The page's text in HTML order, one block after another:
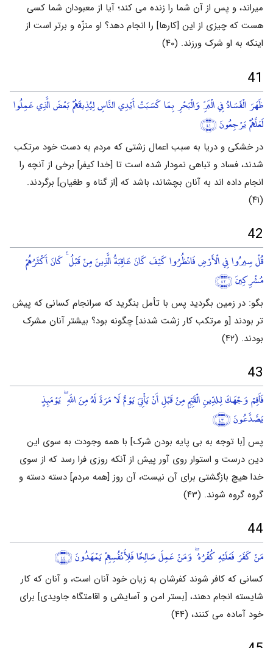
میراند، و پس از آن شما را زنده می کند؛ آیا از معبودان شما کسی
هست که چیزی از این [کارها] را انجام دهد؟ او منزّه و برتر است از
اینکه به او شرک ورزند. (۴۰)
41
ظَهَرَ الْفَسَادُ فِي الْبَرِّ وَالْبَحْرِ بِمَا كَسَبَتْ أَيْدِي النَّاسِ لِيُذِيقَهُمْ بَعْضَ الَّذِي عَمِلُوا
لَعَلَّهُمْ يَرْجِعُونَ﴿٤١﴾
در خشکی و دریا به سبب اعمال زشتی که مردم به دست خود مرتکب
شدند، فساد و تباهی نمودار شده است تا [خدا کیفر] برخی از آنچه را
انجام داده اند به آنان بچشاند، باشد که [از گناه و طغیان] برگردند.
(۴۱)
42
قُلْ سِيرُوا فِي الْأَرْضِ فَانْظُرُوا كَيْفَ كَانَ عَاقِبَةُ الَّذِينَ مِنْ قَبْلُ ۚ كَانَ أَكْثَرُهُمْ
مُشْرِكِينَ﴿٤٢﴾
بگو: در زمین بگردید پس با تأمل بنگرید که سرانجام کسانی که پیش
تر بودند [و مرتکب کار زشت شدند] چگونه بود؟ بیشتر آنان مشرک
بودند. (۴۲)
43
فَأَقِمْ وَجْهَكَ لِلدِّينِ الْقَيِّمِ مِنْ قَبْلِ أَنْ يَأْتِيَ يَوْمٌ لَا مَرَدَّ لَهُ مِنَ اللَّهِ ۖ يَوْمَئِذٍ
يَصَّدَّعُونَ﴿٤٣﴾
پس [با توجه به بی پایه بودن شرک] با همه وجودت به سوی این
دین درست و استوار روی آور پیش از آنکه روزی فرا رسد که از سوی
خدا هیچ بازگشتی برای آن نیست، آن روز [همه مردم] دسته دسته و
گروه گروه شوند. (۴۳)
44
مَنْ كَفَرَ فَعَلَيْهِ كُفْرُهُ ۖ وَمَنْ عَمِلَ صَالِحًا فَلِأَنْفُسِهِمْ يَمْهَدُونَ﴿٤٤﴾
کسانی که کافر شوند کفرشان به زیان خود آنان است، و آنان که کار
شایسته انجام دهند، [بستر امن و آسایشی و اقامتگاه جاویدی] برای
خود آماده می کنند، (۴۴)